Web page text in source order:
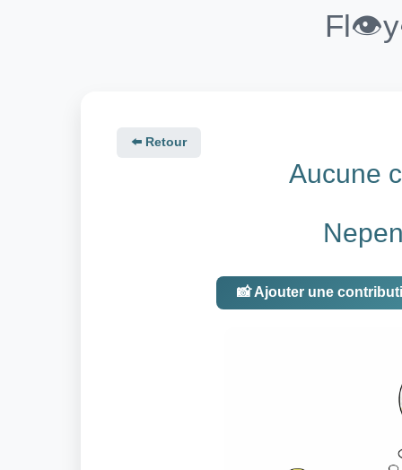
⬅️ Retour
Aucune
📸 Ajouter une